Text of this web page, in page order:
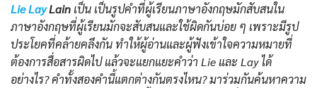
Lie LayLainเป็น เป็นรูปคำที่ผู้เรียนภาษาอังกฤษมักสับสนใน
ภาษาอังกฤษที่ผู้เรียนมักจะสับสนและใช้ผิดกันบ่อย ๆ เพราะมีรูป
ประโยคที่คล้ายคลึงกัน ทำให้ผู้อ่านและผู้ฟังเข้าใจความหมายที่
ต้องการสื่อสารผิดไป แล้วจะแยกแยะคำว่า Lie และ Lay ได้
อย่างไร? คำทั้งสองคำนี้แตกต่างกันตรงไหน? มาร่วมกันค้นหาความ